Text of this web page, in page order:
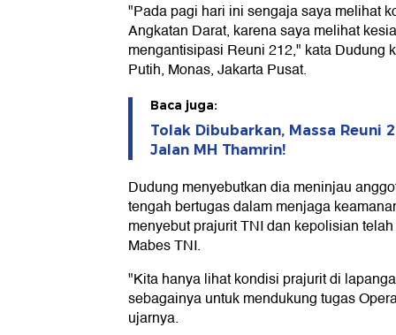
"Pada pagi hari ini sengaja saya melihat
Angkatan Darat, karena saya melihat
mengantisipasi Reuni 212," kata Dudung
Putih, Monas, Jakarta Pusat.
Baca juga:
Tolak Dibubarkan, Massa Reuni
Jalan MH Thamrin!
Dudung menyebutkan dia meninjau
tengah bertugas dalam menjaga
menyebut prajurit TNI dan kepolisian
Mabes TNI.
"Kita hanya lihat kondisi prajurit di
sebagainya untuk mendukung tugas
ujarnya.